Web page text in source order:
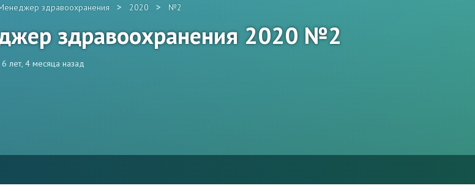
здравоохранения > 2020 > №2
здравоохранения 2020 №2
лет, 4 месяца назад